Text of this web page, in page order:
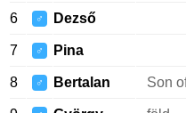
6 ♂ Dezső
7 ♂ Pina
8 ♂ Bertalan Son